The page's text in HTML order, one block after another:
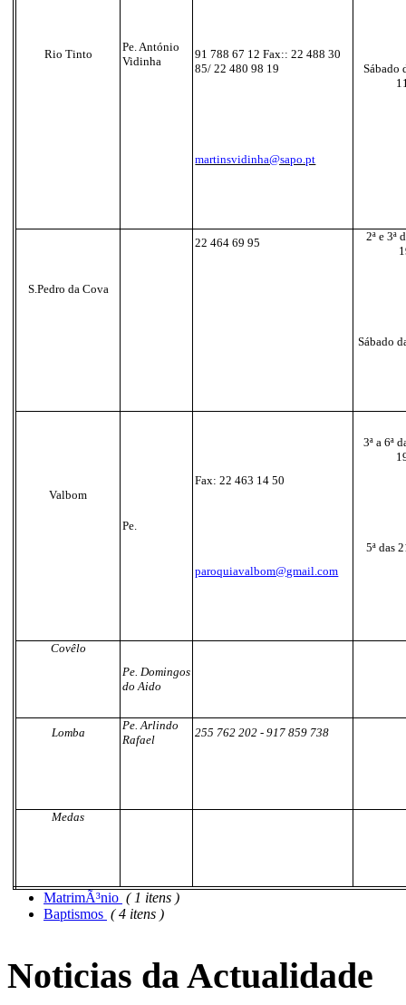
Rio Tinto
Pe. António
Vidinha
91 788 67 12 Fax:: 22 488 30
85/ 22 480 98 19
martinsvidinha@sapo.pt
Sábado
S.Pedro da Cova
22 464 69 95
2ª e 3ª
Sábado
Valbom
Pe.
Fax: 22 463 14 50
paroquiavalbom@gmail.com
3ª a 6ª
5ª das
Covêlo
Pe. Domingos
do Aido
Lomba
Pe. Arlindo
Rafael
255 762 202 - 917 859 738
Medas
MatrimÃ³nio ( 1 itens )
Baptismos ( 4 itens )
Noticias da Actualidade